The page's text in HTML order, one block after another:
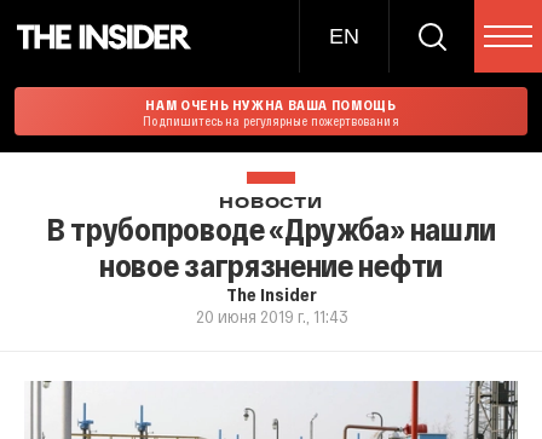
EN
НАМ ОЧЕНЬ НУЖНА ВАША ПОМОЩЬ
Подпишитесь на регулярные пожертвования
НОВОСТИ
В трубопроводе «Дружба» нашли
новое загрязнение нефти
The Insider
20 июня 2019 г., 11:43